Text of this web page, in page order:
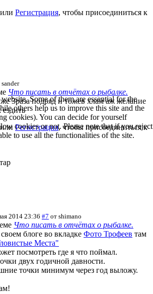
или Регистрация, чтобы присоединиться к
sander
Что писать в отчётах о рыбалке.
3раза подряд и тожев хлам аж желание
Регистрация, чтобы присоединиться к
2014 23:36 #7 от shimano
Что писать в отчётах о рыбалке.
блоге во вкладке Фото Трофеев там
Места"
посмотреть где я что поймал.
двух годичной давности.
точки минимум через год выложу.
Some of them are essential for the
others help us to improve this site and the
cookies). You can decide for yourself
cookies or not. Please note that if you reject
to use all the functionalities of the site.